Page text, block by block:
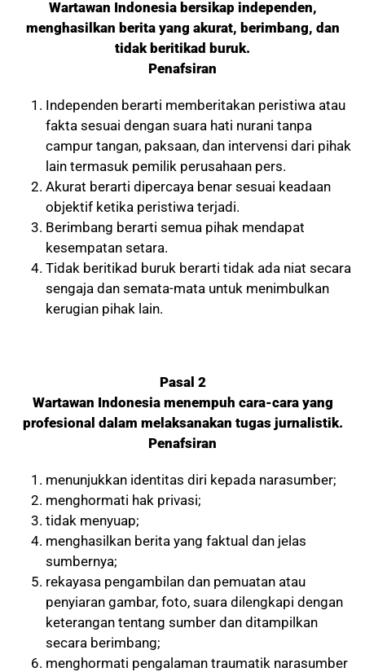
Wartawan Indonesia bersikap independen,
menghasilkan berita yang akurat, berimbang, dan
tidak beritikad buruk.
Penafsiran
Independen berarti memberitakan peristiwa atau
fakta sesuai dengan suara hati nurani tanpa
campur tangan, paksaan, dan intervensi dari pihak
lain termasuk pemilik perusahaan pers.
Akurat berarti dipercaya benar sesuai keadaan
objektif ketika peristiwa terjadi.
Berimbang berarti semua pihak mendapat
kesempatan setara.
Tidak beritikad buruk berarti tidak ada niat secara
sengaja dan semata-mata untuk menimbulkan
kerugian pihak lain.
Pasal 2
Wartawan Indonesia menempuh cara-cara yang
profesional dalam melaksanakan tugas jurnalistik.
Penafsiran
menunjukkan identitas diri kepada narasumber;
menghormati hak privasi;
tidak menyuap;
menghasilkan berita yang faktual dan jelas
sumbernya;
rekayasa pengambilan dan pemuatan atau
penyiaran gambar, foto, suara dilengkapi dengan
keterangan tentang sumber dan ditampilkan
secara berimbang;
menghormati pengalaman traumatik narasumber